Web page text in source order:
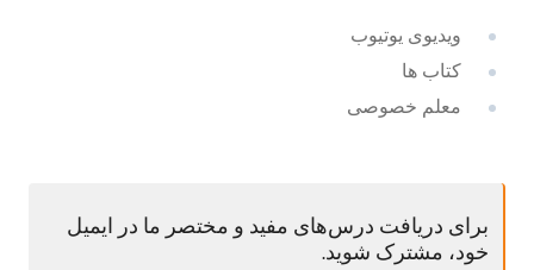
ویدیوی یوتیوب
کتاب ها
معلم خصوصی
برای دریافت درس‌های مفید و مختصر ما در ایمیل
خود، مشترک شوید.